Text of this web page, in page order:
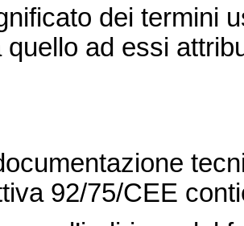
dei termini
quello ad essi
92/75/CEE